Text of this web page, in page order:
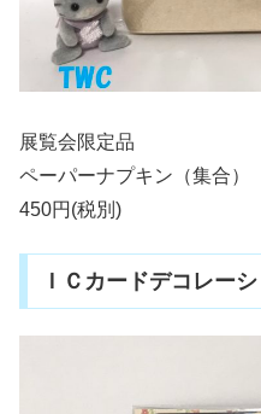
展覧会限定品
ペーパーナプキン（集合
450円(税別)
ＩＣカードデコレー